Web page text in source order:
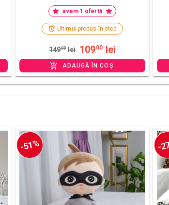
avem 1 ofertă
Ultimul produs în stoc
14900 lei 10900 lei
ADAUGĂ ÎN COȘ
-51% -